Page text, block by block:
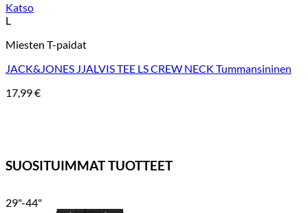
Katso
L
Miesten T-paidat
JACK&JONES JJALVIS TEE LS CREW NECK Tummansininen
17,99€
SUOSITUIMMAT TUOTTEET
29"-44"